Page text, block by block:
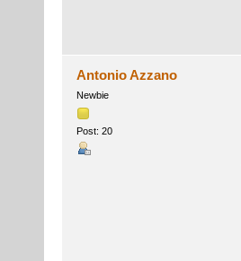
Antonio Azzano
Newbie
Post: 20